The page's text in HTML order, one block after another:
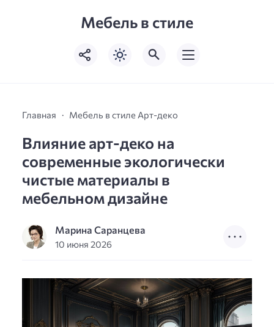
Мебель в стиле
Главная Мебель в стиле Арт-деко
Влияние арт-деко на
современные экологически
чистые материалы в
мебельном дизайне
Марина Саранцева
10 июня 2026